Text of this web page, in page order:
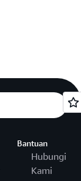
Bantuan
Hubungi
Kami